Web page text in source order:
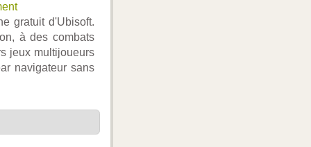
gratuit d'Ubisoft.
à des combats
jeux multijoueurs
navigateur sans